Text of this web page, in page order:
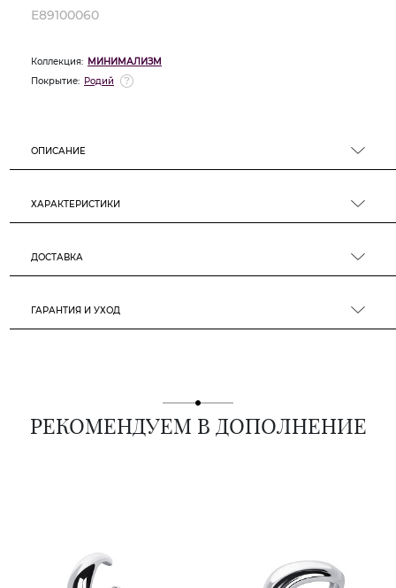
E89100060
Коллекция: МИНИМАЛИЗМ
Покрытие: Родий
ОПИСАНИЕ
ХАРАКТЕРИСТИКИ
ДОСТАВКА
ГАРАНТИЯ И УХОД
РЕКОМЕНДУЕМ В ДОПОЛНЕНИЕ